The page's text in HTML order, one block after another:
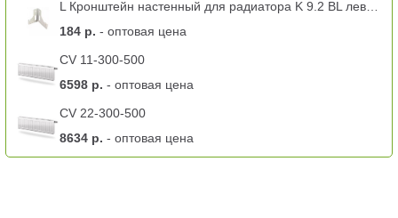
184 р. - оптовая цена
CV 11-300-500
6598 р. - оптовая цена
CV 22-300-500
8634 р. - оптовая цена